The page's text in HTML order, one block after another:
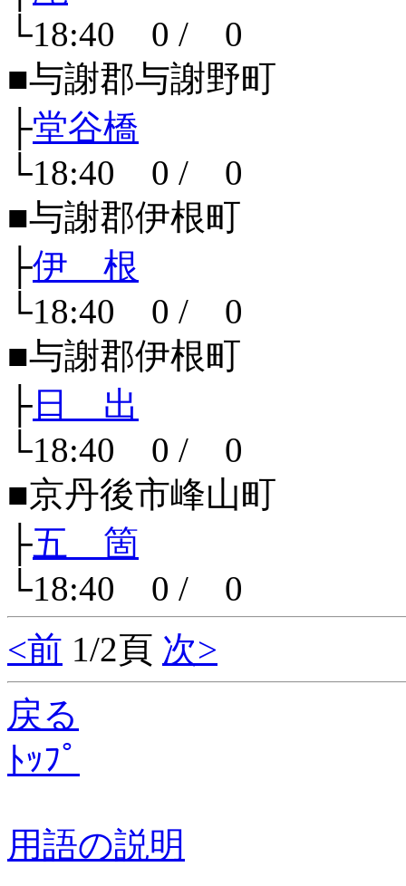
└18:40 0 / 0
■与謝郡与謝野町
├堂谷橋
└18:40 0 / 0
■与謝郡伊根町
├伊 根
└18:40 0 / 0
■与謝郡伊根町
├ 日 出
└18:40 0 / 0
■京丹後市峰山町
├五 箇
└18:40 0 / 0
<前 1/2頁 次>
戻る
ﾄｯﾌﾟ
用語の説明